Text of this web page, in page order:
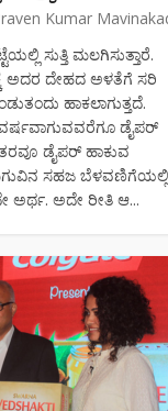
Kumar
ಸುತ್ತಿ ಮಲಗಿಸುತ್ತಾರೆ.
ಅದರ ದೇಹದ ಅಳತೆಗೆ ಸರಿ
ಹಾಕಲಾಗುತ್ತದೆ.
ಡೈಪರ್
ಡೈಪರ್ ಹಾಕುವ
ಸಹಜ ಬೆಳವಣಿಗೆಯಲ್ಲಿ
ಅರ್ಥ. ಅದೇ ರೀತಿ ಆ...